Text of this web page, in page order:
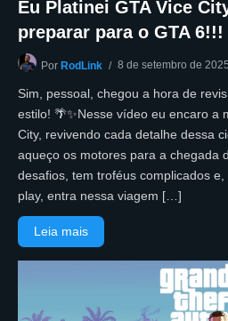
Eu Platinei GTA Vice
preparar para o GTA 6!!!
Por RodLink 8 de setembro de 2025
Sim, pessoal, chegou a hora de
estilo! 🌴✨Nesse vídeo eu encaro a
City, revivendo cada detalhe dessa
aqueço os motores para a chegada
desafios, tem troféus complicados
play, entra nessa viagem […]
Leia mais